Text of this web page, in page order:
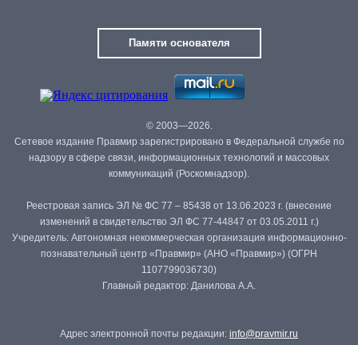
Памяти основателя
© 2003—2026.
Сетевое издание Правмир зарегистрировано в Федеральной службе по
надзору в сфере связи, информационных технологий и массовых
коммуникаций (Роскомнадзор).
Реестровая запись ЭЛ № ФС 77 – 85438 от 13.06.2023 г. (внесение
изменений в свидетельство ЭЛ ФС 77-44847 от 03.05.2011 г.)
Учредитель: Автономная некоммерческая организация информационно-
познавательный центр «Правмир» (АНО «Правмир») (ОГРН
1107799036730)
Главный редактор: Данилова А.А.
Адрес электронной почты редакции: info@pravmir.ru